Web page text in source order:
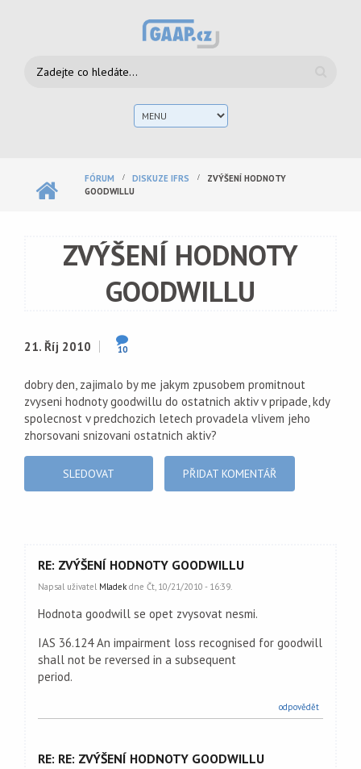
Vyhledávání
FÓRUM DISKUZE IFRS
ZVÝŠENÍ HODNOTY
GOODWILLU
ZVÝŠENÍ HODNOTY
GOODWILLU
21. Říj 2010 10
dobry den, zajimalo by me jakym zpusobem promitnout
zvyseni hodnoty goodwillu do ostatnich aktiv v pripade, kdy
spolecnost v predchozich letech provadela vlivem jeho
zhorsovani snizovani ostatnich aktiv?
SLEDOVAT PŘIDAT KOMENTÁŘ
RE: ZVÝŠENÍ HODNOTY GOODWILLU
Napsal uživatel Mladek dne Čt, 10/21/2010 - 16:39.
Hodnota goodwill se opet zvysovat nesmi.
IAS 36.124 An impairment loss recognised for goodwill
shall not be reversed in a subsequent
period.
odpovědět
RE: RE: ZVÝŠENÍ HODNOTY GOODWILLU